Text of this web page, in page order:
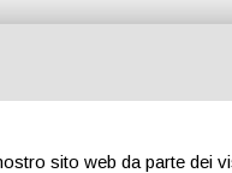
sito web da parte dei